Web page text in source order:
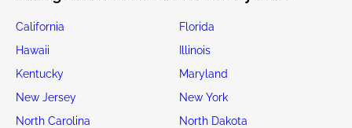
California
Florida
Hawaii
Illinois
Kentucky
Maryland
New Jersey
New York
North Carolina
North Dakota